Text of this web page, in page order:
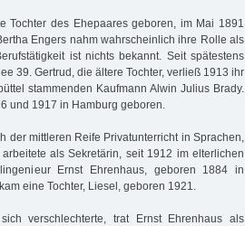
Tochter des Ehepaares geboren, im Mai 1891
Engers nahm wahrscheinlich ihre Rolle als
ist nichts bekannt. Seit spätestens
39. Gertrud, die ältere Tochter, verließ 1913 ihr
stammenden Kaufmann Alwin Julius Brady.
und 1917 in Hamburg geboren.
der mittleren Reife Privatunterricht in Sprachen,
als Sekretärin, seit 1912 im elterlichen
Ernst Ehrenhaus, geboren 1884 in
eine Tochter, Liesel, geboren 1921.
verschlechterte, trat Ernst Ehrenhaus als